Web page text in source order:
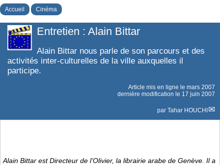
Accueil Cinéma
Entretien : Alain Bittar
Alain Bittar nous parle de son parcours et des
activités inter-culturelles de la ville auxquelles il
participe.
Article mis en ligne le mars 2007
dernière modification le 17 juin 2007
par Tahar HOUCHI
Alain Bittar est Directeur de l’Olivier, la librairie arabe de Genève. Il a